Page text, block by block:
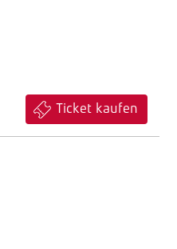
Ticket kaufen